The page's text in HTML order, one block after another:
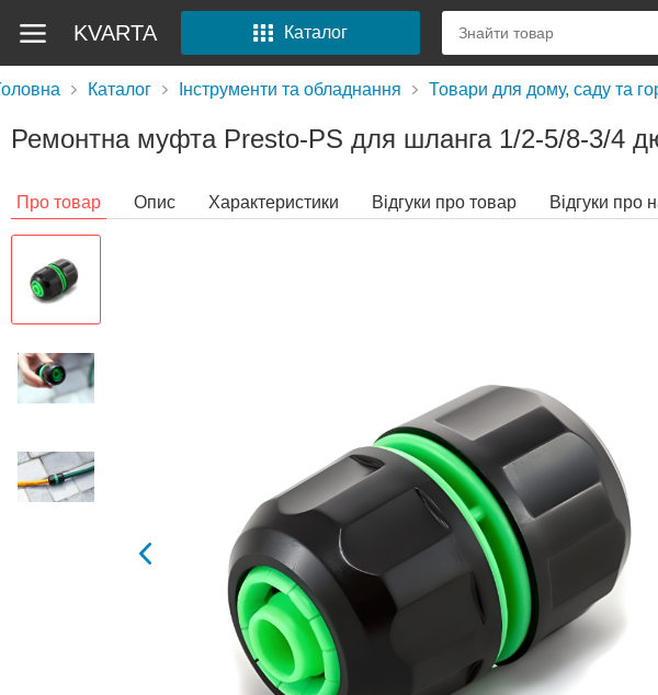
KVARTA Каталог
Каталог Інструменти та обладнання Товари для дому, саду та
Ремонтна муфта Presto-PS для шланга 1/2-5/8-3/4
Про товар Опис Характеристики Відгуки про товар Відгуки про